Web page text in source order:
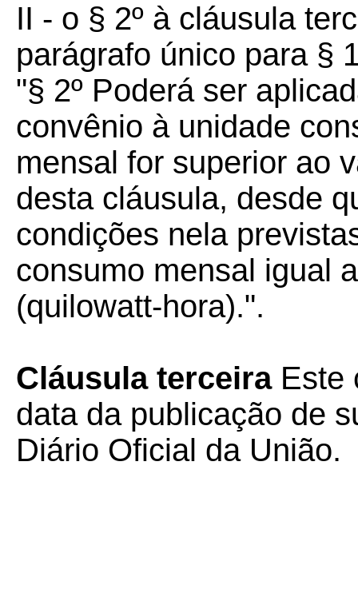
II - o § 2º à cláusula
parágrafo único para §
"§ 2º Poderá ser
convênio à unidade
mensal for superior ao
desta cláusula, desde
condições nela
consumo mensal igual
(quilowatt-hora).".
Cláusula terceiraEste
data da publicação de
Diário Oficial da União.